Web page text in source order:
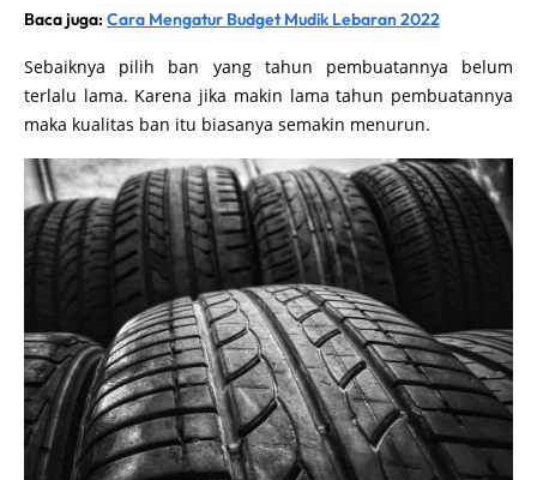
Baca juga: Cara Mengatur Budget Mudik Lebaran 2022
Sebaiknya pilih ban yang tahun pembuatannya belum
terlalu lama. Karena jika makin lama tahun pembuatannya
maka kualitas ban itu biasanya semakin menurun.